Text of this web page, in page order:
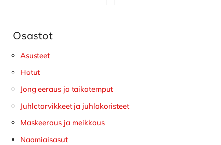
Ensisijainen
sivupalkki
Osastot
Asusteet
Hatut
Jongleeraus ja taikatemput
Juhlatarvikkeet ja juhlakoristeet
Maskeeraus ja meikkaus
Naamiaisasut